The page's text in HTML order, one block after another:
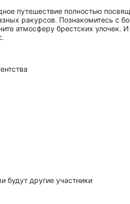
путешествие полностью
ракурсов. Познакомитесь с
атмосферу брестских улочек.
будут другие участники